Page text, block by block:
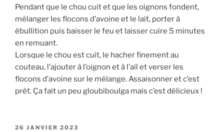
Pendant que le chou cuit et que les oignons fondent,
mélanger les flocons d’avoine et le lait, porter à
ébullition puis baisser le feu et laisser cuire 5 minutes
en remuant.
Lorsque le chou est cuit, le hacher finement au
couteau, l’ajouter à l’oignon et à l’ail et verser les
flocons d’avoine sur le mélange. Assaisonner et c’est
prêt. Ça fait un peu gloubiboulga mais c’est délicieux !
PUBLIÉ
26 JANVIER 2023